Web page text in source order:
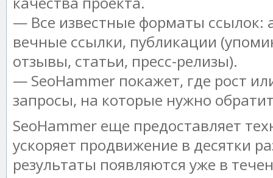
— Все известные форматы ссылок:
вечные ссылки, публикации
отзывы, статьи, пресс-релизы).
— SeoHammer покажет, где рост
запросы, на которые нужно
SeoHammer еще предоставляет
ускоряет продвижение в десятки
результаты появляются уже в